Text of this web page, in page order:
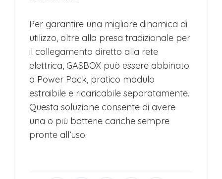
Per garantire una migliore dinamica di
utilizzo, oltre alla presa tradizionale per
il collegamento diretto alla rete
elettrica, GASBOX può essere abbinato
a Power Pack, pratico modulo
estraibile e ricaricabile separatamente.
Questa soluzione consente di avere
una o più batterie cariche sempre
pronte all’uso.